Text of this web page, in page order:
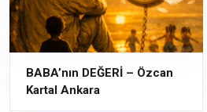
BABA’nın DEĞERİ – Özcan
Kartal Ankara